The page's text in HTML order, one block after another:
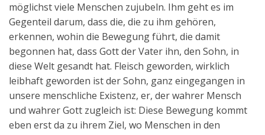
möglichst viele Menschen zujubeln. Ihm geht es im
Gegenteil darum, dass die, die zu ihm gehören,
erkennen, wohin die Bewegung führt, die damit
begonnen hat, dass Gott der Vater ihn, den Sohn, in
diese Welt gesandt hat. Fleisch geworden, wirklich
leibhaft geworden ist der Sohn, ganz eingegangen in
unsere menschliche Existenz, er, der wahrer Mensch
und wahrer Gott zugleich ist: Diese Bewegung kommt
eben erst da zu ihrem Ziel, wo Menschen in den